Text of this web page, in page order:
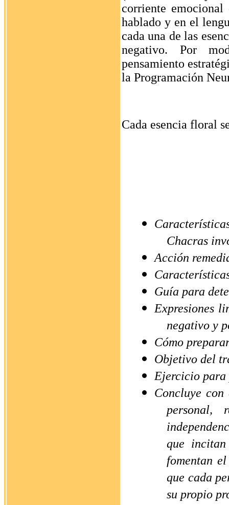
corriente
hablado y en el
cada una de las
negativo. Por
pensamiento
la Programación
Cada esencia floral
Chacras
Acción
Guía para
Expresiones
negativo y
Cómo
Objetivo del
Ejercicio para
Concluye
personal,
que
fomentan
que cada
su propio